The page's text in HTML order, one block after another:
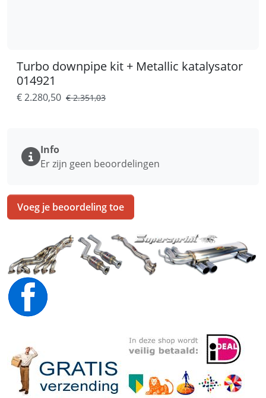
Turbo downpipe kit + Metallic katalysator
014921
€ 2.280,50 € 2.351,03
Info
Er zijn geen beoordelingen
Voeg je beoordeling toe